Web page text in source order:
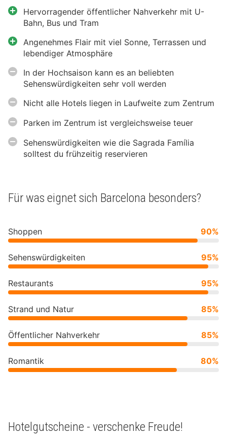
Hervorragender öffentlicher Nahverkehr mit U-
Bahn, Bus und Tram
Angenehmes Flair mit viel Sonne, Terrassen und
lebendiger Atmosphäre
In der Hochsaison kann es an beliebten
Sehenswürdigkeiten sehr voll werden
Nicht alle Hotels liegen in Laufweite zum Zentrum
Parken im Zentrum ist vergleichsweise teuer
Sehenswürdigkeiten wie die Sagrada Família
solltest du frühzeitig reservieren
Für was eignet sich Barcelona besonders?
Shoppen 90%
Sehenswürdigkeiten 95%
Restaurants 95%
Strand und Natur 85%
Öffentlicher Nahverkehr 85%
Romantik 80%
Hotelgutscheine - verschenke Freude!